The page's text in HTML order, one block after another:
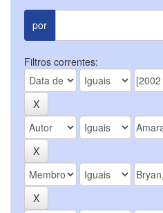
por
Filtros correntes: